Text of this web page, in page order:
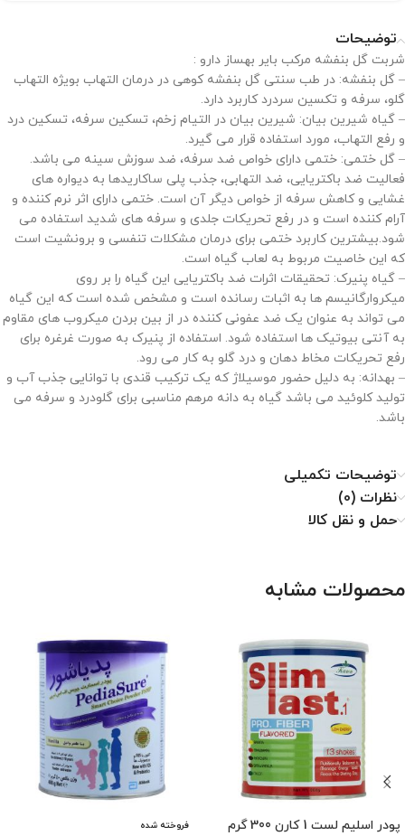
توضیحات
شربت گل بنفشه مرکب بایر بهساز دارو :
– گل بنفشه: در طب سنتی گل بنفشه کوهی در درمان التهاب بویژه التهاب
گلو، سرفه و تکسین سردرد کاربرد دارد.
– گیاه شیرین بیان: شیرین بیان در التیام زخم، تسکین سرفه، تسکین درد
و رفع التهاب، مورد استفاده قرار می گیرد.
– گل ختمی: ختمی دارای خواص ضد سرفه، ضد سوزش سینه می باشد.
فعالیت ضد باکتریایی، ضد التهابی، جذب پلی ساکاریدها به دیواره های
غشایی و کاهش سرفه از خواص دیگر آن است. ختمی دارای اثر نرم کننده و
آرام کننده است و در رفع تحریکات جلدی و سرفه های شدید استفاده می
شود.بیشترین کاربرد ختمی برای درمان مشکلات تنفسی و برونشیت است
که این خاصیت مربوط به لعاب گیاه است.
– گیاه پنیرک: تحقیقات اثرات ضد باکتریایی این گیاه را بر روی
میکروارگانیسم ها به اثبات رسانده است و مشخص شده است که این گیاه
می تواند به عنوان یک ضد عفونی کننده در از بین بردن میکروب های مقاوم
به آنتی بیوتیک ها استفاده شود. استفاده از پنیرک به صورت غرغره برای
رفع تحریکات مخاط دهان و درد گلو به کار می رود.
– بهدانه: به دلیل حضور موسیلاژ که یک ترکیب قندی با توانایی جذب آب و
تولید کلوئید می باشد گیاه به دانه مرهم مناسبی برای گلودرد و سرفه می
باشد.
توضیحات تکمیلی
نظرات (0)
حمل و نقل کالا
محصولات مشابه
پودر اسلیم لست 1 کارن 300 گرم فروخته شده